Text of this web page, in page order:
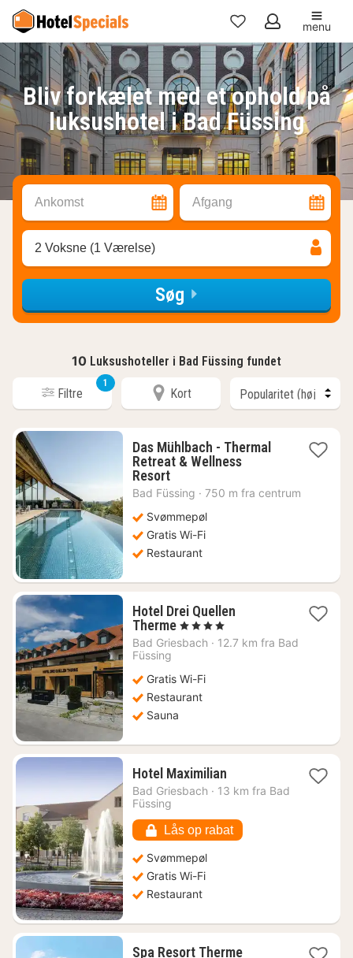
Mine
favoritter
menu
Bliv forkælet med et ophold på
luksushotel i Bad Füssing
Ankomst Afgang
2 Voksne (1 Værelse)
Søg
10 Luksushoteller i Bad Füssing fundet
Filtre
1
Kort
Das Mühlbach - Thermal
Retreat & Wellness
Resort1
nat
2393
kr.
Bad Füssing · 750 m fra centrum
Svømmepøl
Gratis Wi-Fi
Restaurant
Hotel Drei Quellen
Therme1
nat
kr.
, 4 Stjerner
Bad Griesbach · 12.7 km fra Bad
Füssing
Gratis Wi-Fi
Restaurant
Sauna
Hotel Maximilian1
nat
kr.
Bad Griesbach · 13 km fra Bad
Füssing
Lås op rabat
Svømmepøl
Gratis Wi-Fi
Restaurant
Spa Resort Therme